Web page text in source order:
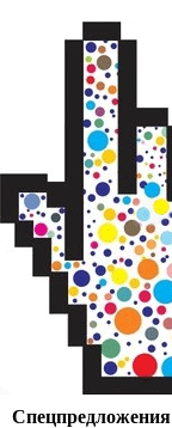
Спецпредложения